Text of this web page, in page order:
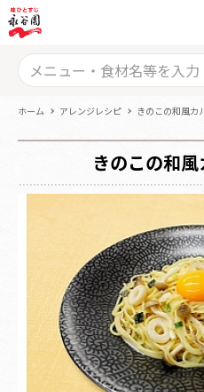
ホーム アレンジレシピ きのこの和風カ
きのこの和